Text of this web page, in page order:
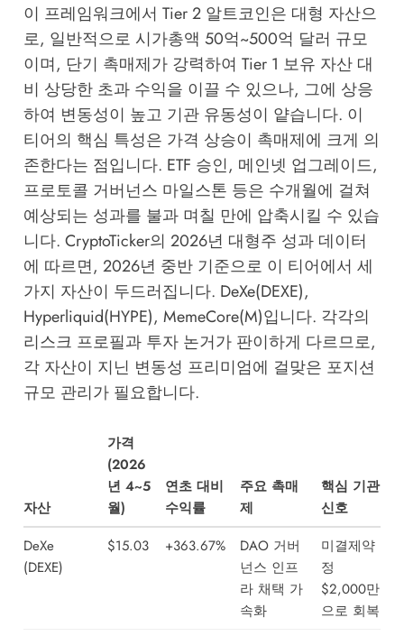
이 프레임워크에서 Tier 2 알트코인은 대형 자산으
로, 일반적으로 시가총액 50억~500억 달러 규모
이며, 단기 촉매제가 강력하여 Tier 1 보유 자산 대
비 상당한 초과 수익을 이끌 수 있으나, 그에 상응
하여 변동성이 높고 기관 유동성이 얕습니다. 이
티어의 핵심 특성은 가격 상승이 촉매제에 크게 의
존한다는 점입니다. ETF 승인, 메인넷 업그레이드,
프로토콜 거버넌스 마일스톤 등은 수개월에 걸쳐
예상되는 성과를 불과 며칠 만에 압축시킬 수 있습
니다. CryptoTicker의 2026년 대형주 성과 데이터
에 따르면, 2026년 중반 기준으로 이 티어에서 세
가지 자산이 두드러집니다. DeXe(DEXE),
Hyperliquid(HYPE), MemeCore(M)입니다. 각각의
리스크 프로필과 투자 논거가 판이하게 다르므로,
각 자산이 지닌 변동성 프리미엄에 걸맞은 포지션
규모 관리가 필요합니다.
자산
가격
(2026
년 4~5
월)
연초 대비
수익률
주요 촉매
제
핵심 기관
신호
DeXe
(DEXE)
$15.03 +363.67%
DAO 거버
넌스 인프
라 채택 가
속화
미결제약
정
$2,000만
으로 회복